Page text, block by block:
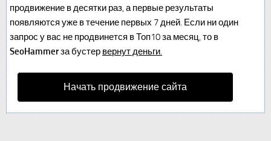
продвижение в десятки раз, а первые результаты
появляются уже в течение первых 7 дней. Если ни один
запрос у вас не продвинется в Топ10 за месяц, то в
SeoHammerза бустер вернут деньги.
Начать продвижение сайта